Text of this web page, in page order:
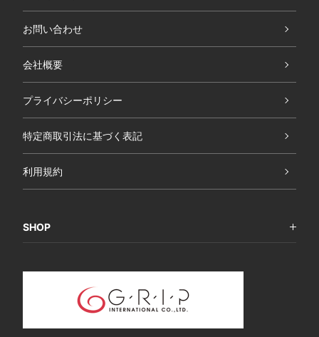
お問い合わせ
会社概要
プライバシーポリシー
特定商取引法に基づく表記
利用規約
SHOP